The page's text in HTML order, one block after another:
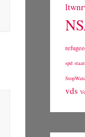
spd
vds